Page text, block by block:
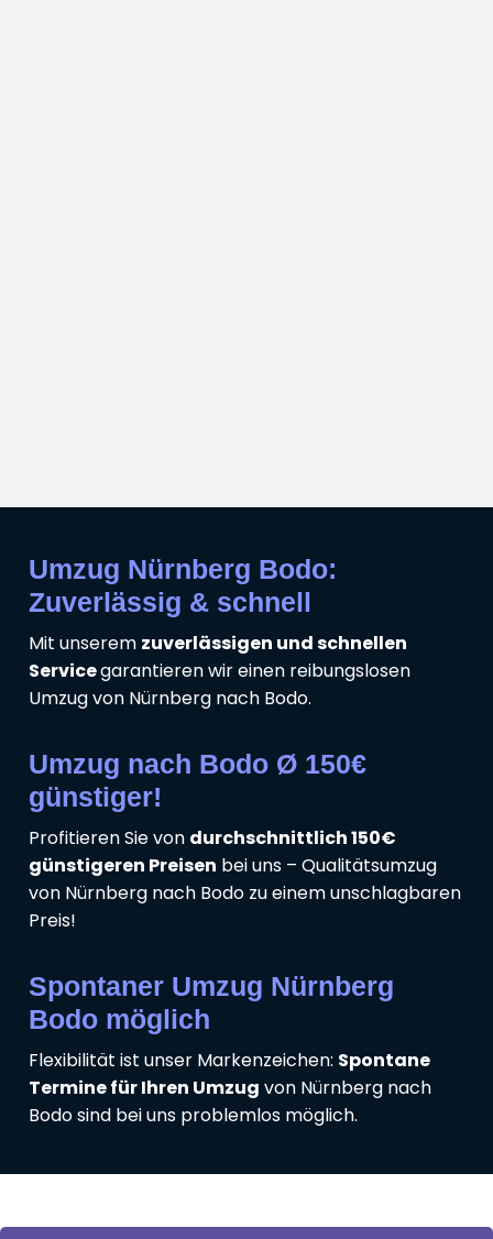
Umzug Nürnberg Bodo:
Zuverlässig & schnell
Mit unserem zuverlässigen und schnellen
Servicegarantieren wir einen reibungslosen
Umzug von Nürnberg nach Bodo.
Umzug nach Bodo Ø 150€
günstiger!
Profitieren Sie von durchschnittlich 150€
günstigeren Preisen bei uns – Qualitätsumzug
von Nürnberg nach Bodo zu einem unschlagbaren
Preis!
Spontaner Umzug Nürnberg
Bodo möglich
Flexibilität ist unser Markenzeichen: Spontane
Termine für Ihren Umzug von Nürnberg nach
Bodo sind bei uns problemlos möglich.